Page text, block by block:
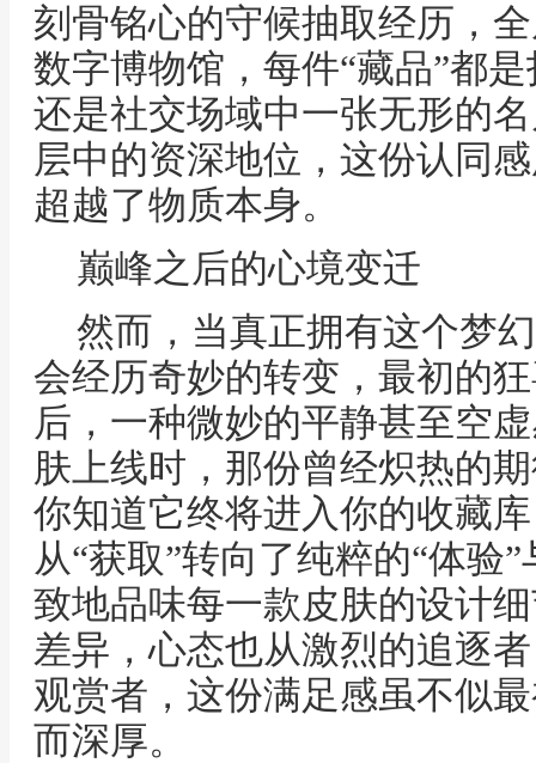
刻骨铭心的守候抽取经历，
数字博物馆，每件“藏品”都
还是社交场域中一张无形的
层中的资深地位，这份认同
超越了物质本身。
巅峰之后的心境变迁
然而，当真正拥有这个梦
会经历奇妙的转变，最初的
后，一种微妙的平静甚至空
肤上线时，那份曾经炽热的
你知道它终将进入你的收藏
从“获取”转向了纯粹的“体验
致地品味每一款皮肤的设计
差异，心态也从激烈的追逐
观赏者，这份满足感虽不似
而深厚。